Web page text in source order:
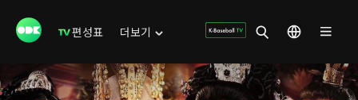
편성표 더보기